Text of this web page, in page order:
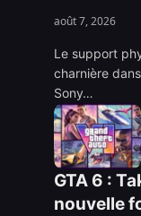
août 7, 2026
Le support
charnière
Sony…
GTA 6 :
nouvelle